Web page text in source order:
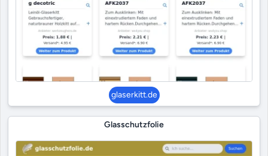
glaserkitt.de
Glasschutzfolie